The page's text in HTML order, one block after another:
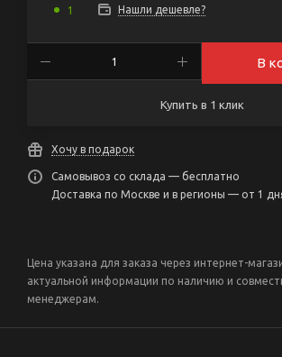
1 Нашли дешевле?
В
Купить в 1 клик
Хочу в подарок
Самовывоз со склада — бесплатно
Доставка по Москве и в регионы — от 1
Цена указана для заказа через интернет-
актуальной информации по наличию и
менеджерам.